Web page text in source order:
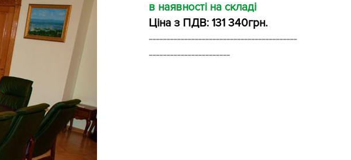
в наявності на складі
Ціна з ПДВ: 131 340грн.
------------------------------------------
-----------------------